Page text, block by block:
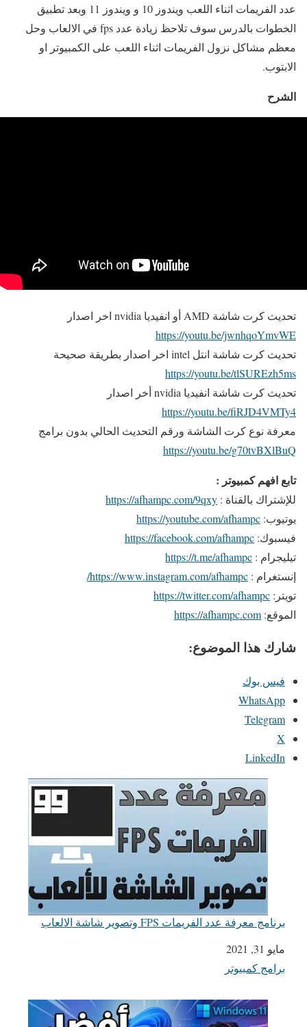
عدد الفريمات اثناء اللعب ويندوز 10 و ويندوز 11 وبعد تطبيق
الخطوات بالدرس سوف تلاحظ زيادة عدد fps في الالعاب وحل
معظم مشاكل نزول الفريمات اثناء اللعب على الكمبيوتر او
الابتوب.
الشرح
تحديث كرت شاشة AMD أو انفيديا nvidia اخر اصدار
https://youtu.be/jwnhqoYmvWE
تحديث كرت شاشة انتل intel اخر اصدار بطريقة صحيحة
https://youtu.be/tlSUREzh5ms
تحديث كرت شاشة انفيديا nvidia أخر اصدار
https://youtu.be/fiRJD4VMTy4
معرفة نوع كرت الشاشة ورقم التحديث الحالي بدون برامج
https://youtu.be/g70tvBXlBuQ
تابع افهم كمبيوتر :
للإشتراك بالقناة : https://afhampc.com/9qxy
يوتيوب: https://youtube.com/afhampc
فيسبوك: https://facebook.com/afhampc
تيليجرام : https://t.me/afhampc
إنستغرام : https://www.instagram.com/afhampc/
تويتر: https://twitter.com/afhampc
الموقع: https://afhampc.com
شارك هذا الموضوع:
فيس بوك
WhatsApp
Telegram
X
LinkedIn
برنامج معرفة عدد الفريمات FPS وتصوير شاشة الالعاب
التاريخ
مايو 31, 2021
في ما يتعلق بما يأتي
برامج كمبيوتر